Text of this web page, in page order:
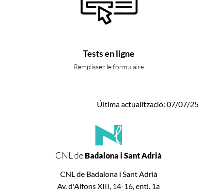
Tests en ligne
Remplissez le formulaire
Última actualització: 07/07/25
CNL de Badalona i Sant Adrià
CNL de Badalona i Sant Adrià
Av. d'Alfons XIII, 14-16, entl. 1a